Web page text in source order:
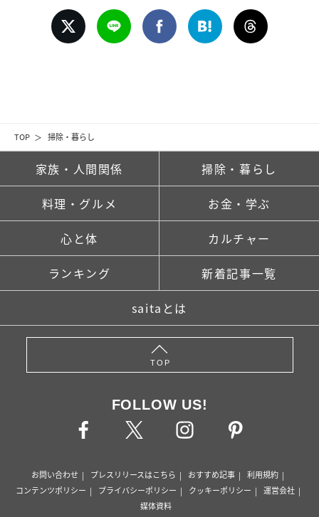
TOP 掃除・暮らし
家族・人間関係 掃除・暮らし
料理・グルメ お金・学ぶ
心と体 カルチャー
ランキング 新着記事一覧
saitaとは
TOP
FOLLOW US!
お問い合わせ プレスリリースはこちら おすすめ記事
利用規約
コンテンツポリシー
プライバシーポリシー クッキーポリシー
運営会社
媒体資料